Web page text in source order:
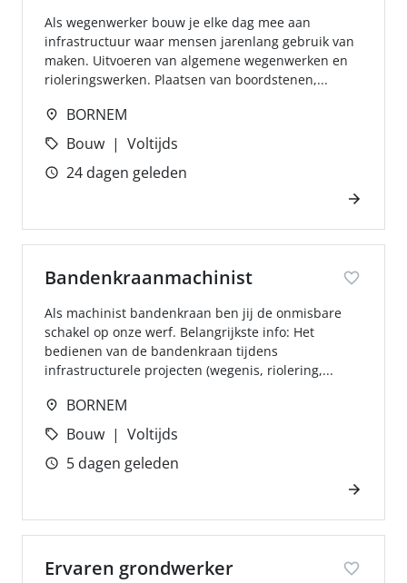
Als wegenwerker bouw je elke dag mee aan
infrastructuur waar mensen jarenlang gebruik van
maken. Uitvoeren van algemene wegenwerken en
rioleringswerken. Plaatsen van boordstenen,...
BORNEM
Bouw
Voltijds
24 dagen geleden
Bandenkraanmachinist
Als machinist bandenkraan ben jij de onmisbare
schakel op onze werf. Belangrijkste info: Het
bedienen van de bandenkraan tijdens
infrastructurele projecten (wegenis, riolering,...
BORNEM
Bouw
Voltijds
5 dagen geleden
Ervaren grondwerker